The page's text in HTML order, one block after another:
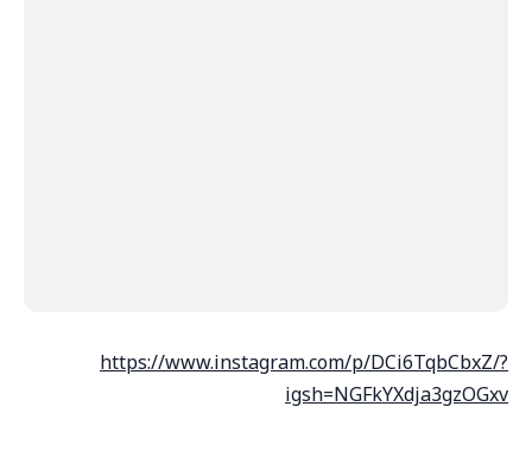
https://www.instagram.com/p/DCi6TqbCbxZ/?
igsh=NGFkYXdja3gzOGxv